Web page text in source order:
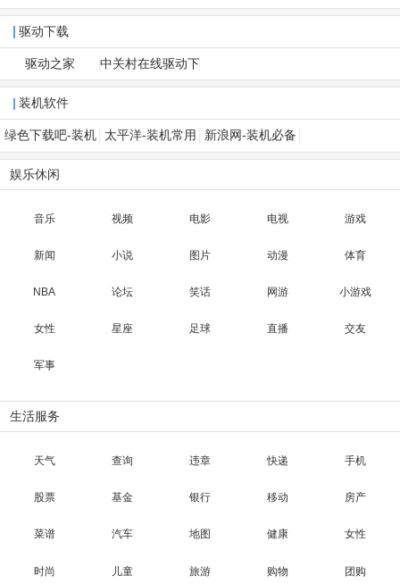
驱动下载
驱动之家 中关村在线驱动下
装机软件
绿色下载吧-装机
必备
太平洋-装机常用 新浪网-装机必备
娱乐休闲
音乐 视频 电影 电视 游戏
新闻 小说 图片 动漫 体育
NBA 论坛 笑话 网游 小游戏
女性 星座 足球 直播 交友
军事
生活服务
天气 查询 违章 快递 手机
股票 基金 银行 移动 房产
菜谱 汽车 地图 健康 女性
时尚 儿童 旅游 购物 团购